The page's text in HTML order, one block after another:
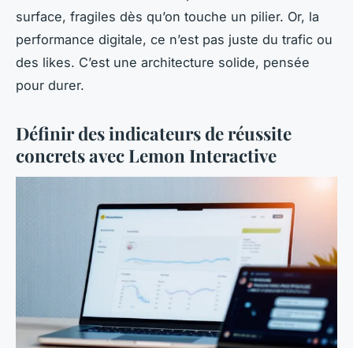
surface, fragiles dès qu’on touche un pilier. Or, la
performance digitale, ce n’est pas juste du trafic ou
des likes. C’est une architecture solide, pensée
pour durer.
Définir des indicateurs de réussite
concrets avec Lemon Interactive